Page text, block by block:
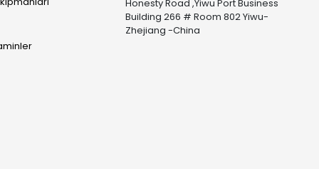
Honesty Road ,Yiwu Port Business
Building 266 # Room 802 Yiwu-
Zhejiang -China